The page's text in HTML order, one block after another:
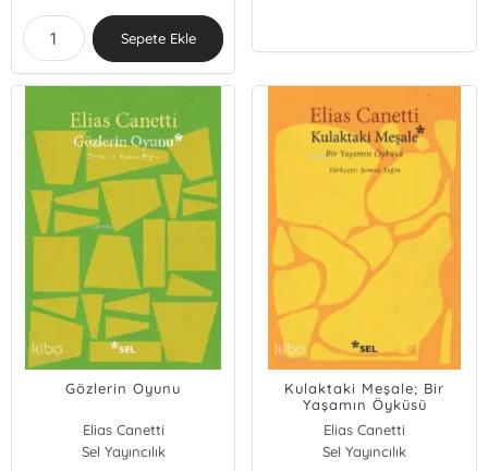
Sepete Ekle
Gözlerin Oyunu
Elias Canetti
Sel Yayıncılık
Kulaktaki Meşale; Bir
Yaşamın Öyküsü
Elias Canetti
Sel Yayıncılık